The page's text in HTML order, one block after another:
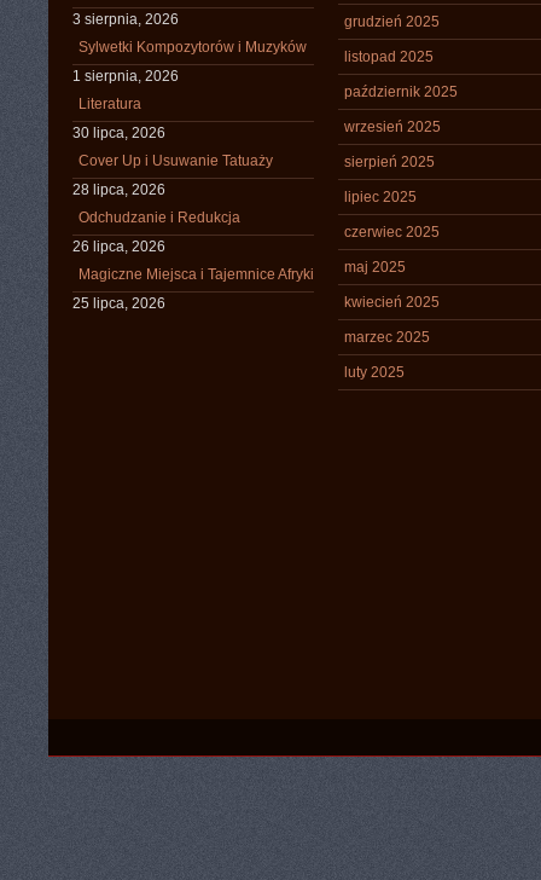
3 sierpnia, 2026
Sylwetki Kompozytorów i Muzyków
1 sierpnia, 2026
Literatura
30 lipca, 2026
Cover Up i Usuwanie Tatuaży
28 lipca, 2026
Odchudzanie i Redukcja
26 lipca, 2026
Magiczne Miejsca i Tajemnice Afryki
25 lipca, 2026
grudzień 2025
listopad 2025
październik 2025
wrzesień 2025
sierpień 2025
lipiec 2025
czerwiec 2025
maj 2025
kwiecień 2025
marzec 2025
luty 2025